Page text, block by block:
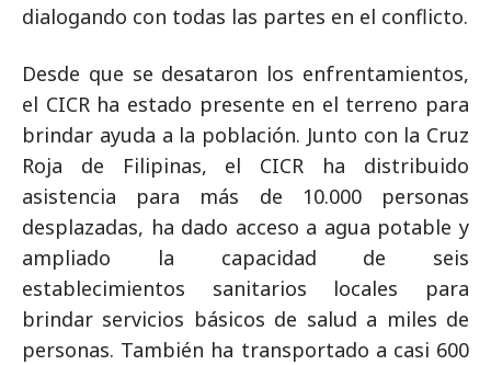
dialogando con todas las partes en el conflicto.
Desde que se desataron los enfrentamientos,
el CICR ha estado presente en el terreno para
brindar ayuda a la población. Junto con la Cruz
Roja de Filipinas, el CICR ha distribuido
asistencia para más de 10.000 personas
desplazadas, ha dado acceso a agua potable y
ampliado la capacidad de seis
establecimientos sanitarios locales para
brindar servicios básicos de salud a miles de
personas. También ha transportado a casi 600